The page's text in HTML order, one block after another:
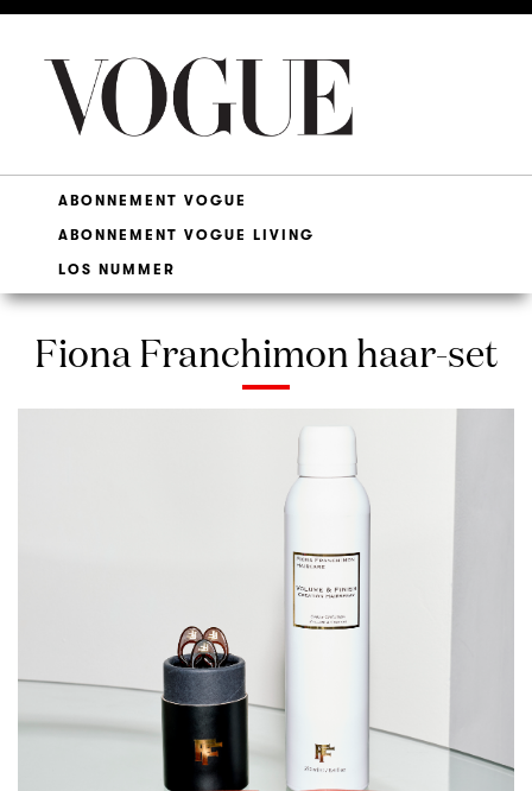
ABONNEMENT VOGUE
ABONNEMENT VOGUE LIVING
LOS NUMMER
Fiona Franchimon haar-set